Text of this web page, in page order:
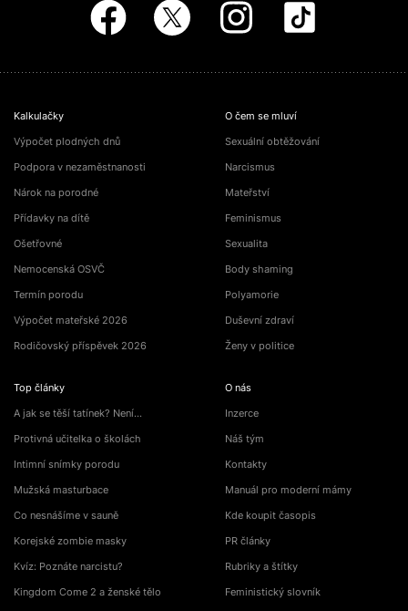
Kalkulačky
Výpočet plodných dnů
Podpora v nezaměstnanosti
Nárok na porodné
Přídavky na dítě
Ošetřovné
Nemocenská OSVČ
Termín porodu
Výpočet mateřské 2026
Rodičovský příspěvek 2026
Top články
A jak se těší tatínek? Není…
Protivná učitelka o školách
Intimní snímky porodu
Mužská masturbace
Co nesnášíme v sauně
Korejské zombie masky
Kvíz: Poznáte narcistu?
Kingdom Come 2 a ženské tělo
O čem se mluví
Sexuální obtěžování
Narcismus
Mateřství
Feminismus
Sexualita
Body shaming
Polyamorie
Duševní zdraví
Ženy v politice
O nás
Inzerce
Náš tým
Kontakty
Manuál pro moderní mámy
Kde koupit časopis
PR články
Rubriky a štítky
Feministický slovník